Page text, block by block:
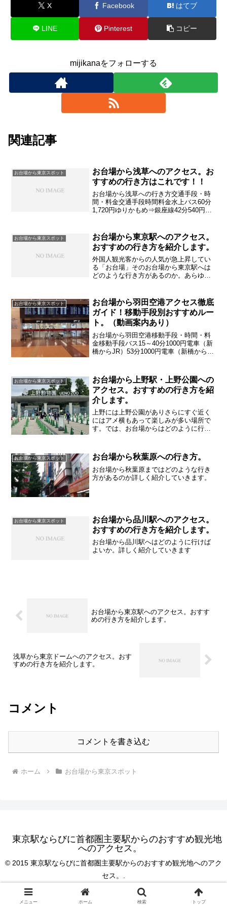
X Facebook はてブ
LINE Pinterest コピー
mijikanaをフォローする
関連記事
お台場から東京スポット
お台場から浅草へのアクセス。お
すすめの行き方はこれです！！
お台場から浅草への行き方交通手段・時
間・料金交通手段時間料金水上バス60分
1,720円ゆりかもめ⇒銀座線42分540円ゆ
ホームページなどで 最新情報をご確
認...
お台場から東京スポット
お台場から東京駅へのアクセス。
おすすめの行き方を紹介します。
外国人観光客からの人気が急上昇してい
る「お台場」そのお台場から東京駅へは
どのような行き方があるのか。あらゆる
お台場から東京スポット
お台場から羽田空港アクセス徹底
ガイド！移動手段別おすすめルー
ト。（動画案内あり）
お台場から羽田空港移動手段・時間・料
金移動手段バス15～40分1000円電車（新
橋からJR）53分1000円電車（新橋から都
お台場から東京スポット
お台場から上野駅・上野公園への
アクセス。おすすめの行き方を紹
介します。
上野には上野公園がありさらにすぐ近く
にはアメ横もあって楽しみが多い場所で
す。では、お台場からはどのように行け
お台場から東京スポット お台場から秋葉原への行き方。
お台場から秋葉原まではどのような行き
方があるのか詳しく紹介していきます。
お台場から東京スポット
お台場から品川駅へのアクセス。
おすすめの行き方を紹介します。
お台場から品川駅へはどのように行けば
よいか。詳しく紹介していきます
お台場から東京駅へのアクセス。おすす
めの行き方を紹介します。
浅草から東京ドームへのアクセス。おす
すめの行き方を紹介します。
コメント
コメントを書き込む
ホーム お台場から東京スポット
東京駅ならびに首都圏主要駅からのおすすめ観光地
へのアクセス。
© 2015 東京駅ならびに首都圏主要駅からのおすすめ観光地へのアク
セス。.
メニュー ホーム 検索 トップ